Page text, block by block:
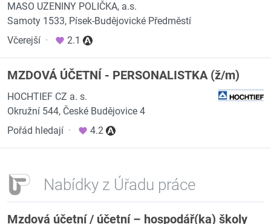
MASO UZENINY POLIČKA, a.s.
Samoty 1533, Písek-Budějovické Předměstí
Včerejší · 2.1
MZDOVÁ ÚČETNÍ - PERSONALISTKA (ž/m)
HOCHTIEF CZ a. s.
Okružní 544, České Budějovice 4
Pořád hledají · 4.2
Nabídky z Úřadu práce
Mzdová účetní / účetní – hospodář(ka) školy